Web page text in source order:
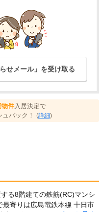
せメール」を受け取る
物件 入居決定で
ュバック！ (詳細)
る8階建ての鉄筋(RC)マンシ
寄りは広島電鉄本線 十日市